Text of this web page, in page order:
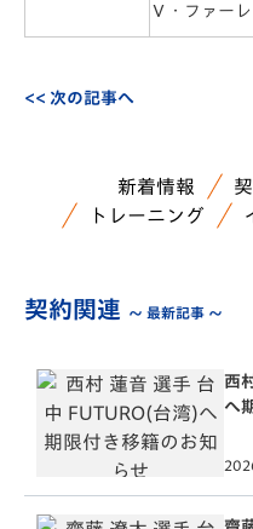
Ｖ・ファー
<< 次の記事へ
新着情報
トレーニング
契約関連 ～ 最新記事 ～
西
へ